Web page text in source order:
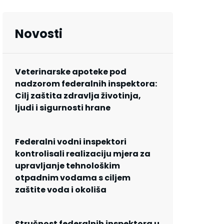
Novosti
Veterinarske apoteke pod
nadzorom federalnih inspektora:
Cilj zaštita zdravlja životinja,
ljudi i sigurnosti hrane
Federalni vodni inspektori
kontrolisali realizaciju mjera za
upravljanje tehnološkim
otpadnim vodama s ciljem
zaštite voda i okoliša